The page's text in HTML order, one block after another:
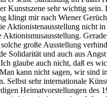
Kunstszene sehr wichtig
klingt mir nach Wiener
Aktionistenausstellung nicht
Aktionismusausstellung.
große Ausstellung
Solidarität und auch aus
glaube auch nicht, daß es
kann nicht sagen, wir sind
Selbst sehr internationale
Heimatvorstellungen des